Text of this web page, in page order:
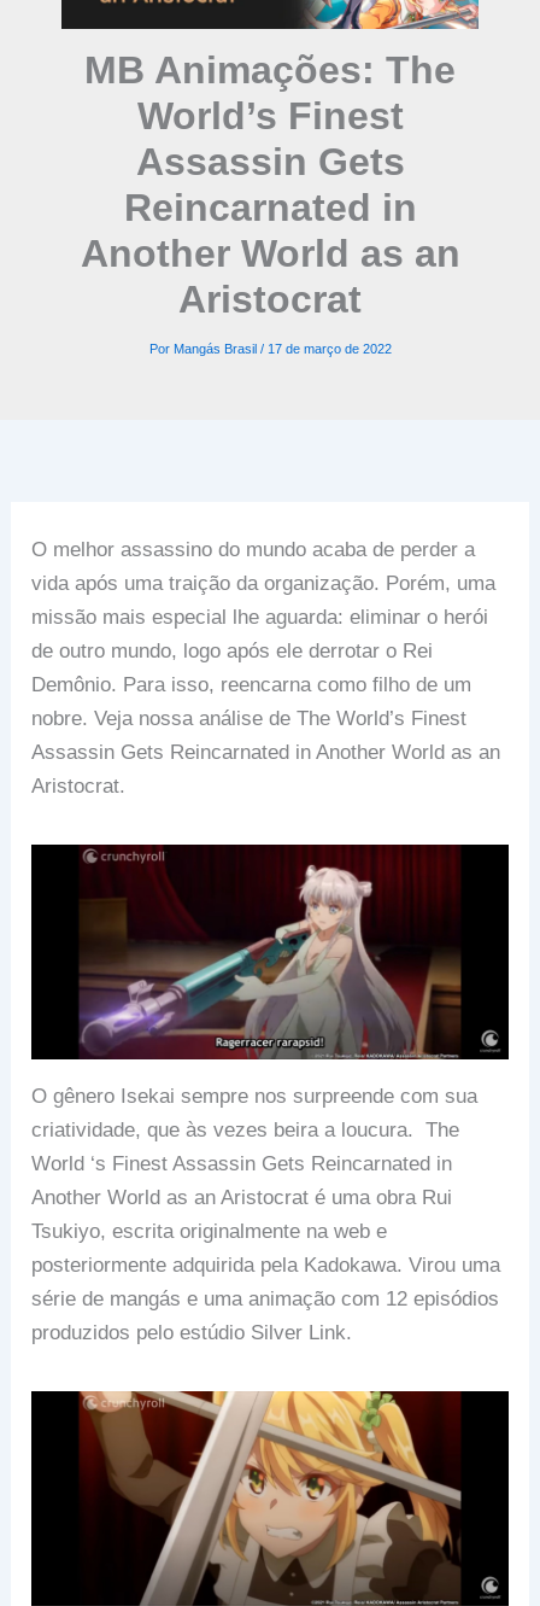
MB Animações: The
World’s Finest
Assassin Gets
Reincarnated in
Another World as an
Aristocrat
Por Mangás Brasil / 17 de março de 2022
O melhor assassino do mundo acaba de perder a
vida após uma traição da organização. Porém, uma
missão mais especial lhe aguarda: eliminar o herói
de outro mundo, logo após ele derrotar o Rei
Demônio. Para isso, reencarna como filho de um
nobre. Veja nossa análise de The World’s Finest
Assassin Gets Reincarnated in Another World as an
Aristocrat.
O gênero Isekai sempre nos surpreende com sua
criatividade, que às vezes beira a loucura. The
World ‘s Finest Assassin Gets Reincarnated in
Another World as an Aristocrat é uma obra Rui
Tsukiyo, escrita originalmente na web e
posteriormente adquirida pela Kadokawa. Virou uma
série de mangás e uma animação com 12 episódios
produzidos pelo estúdio Silver Link.